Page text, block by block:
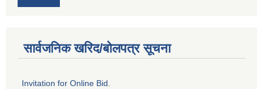
सार्वजनिक खरिद/बोलपत्र सूचना
Invitation for Online Bid.